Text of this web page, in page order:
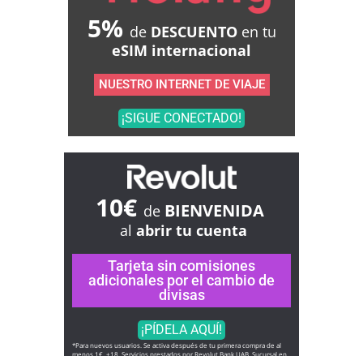
5% de DESCUENTO en tu
eSIM internacional
NUESTRO INTERNET DE VIAJE
¡SIGUE CONECTADO!
10€ de BIENVENIDA
al abrir tu cuenta
Tarjeta sin comisiones
adicionales por el cambio de
divisas
¡PÍDELA AQUÍ!
*Para nuevos usuarios. Se activa después de tu primera compra de al
menos 1€. +18. Servicios prestados por Revolut Bank UAB, Sucursal en